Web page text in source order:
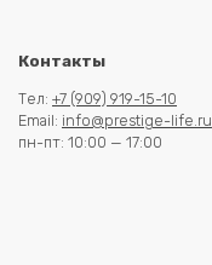
Контакты
Тел: +7 (909) 919-15-10
Email: info@prestige-life.ru
пн-пт: 10:00 — 17:00